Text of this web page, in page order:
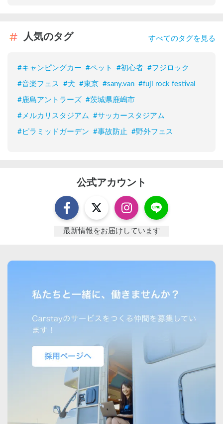
人気のタグ すべてのタグを見る
#キャンピングカー #ペット #初心者 #フジロック
#音楽フェス #犬 #東京 #sany.van #fuji rock festival
#鹿島アントラーズ #茨城県鹿嶋市
# メルカリスタジアム #サッカースタジアム
#ピラミッドガーデン #事故防止 #野外フェス
公式アカウント
最新情報をお届けしています